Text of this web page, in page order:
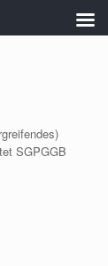
SGPGGB